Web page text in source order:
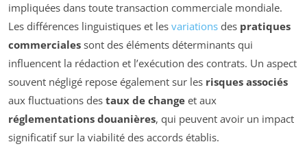
impliquées dans toute transaction commerciale mondiale.
Les différences linguistiques et les variations des pratiques
commerciales sont des éléments déterminants qui
influencent la rédaction et l’exécution des contrats. Un aspect
souvent négligé repose également sur les risques associés
aux fluctuations des taux de change et aux
réglementations douanières, qui peuvent avoir un impact
significatif sur la viabilité des accords établis.